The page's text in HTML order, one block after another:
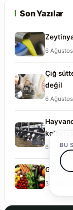
Son Yazılar
6
Çiğ
değil
6
6
Gıda
3 Ağustos
BU